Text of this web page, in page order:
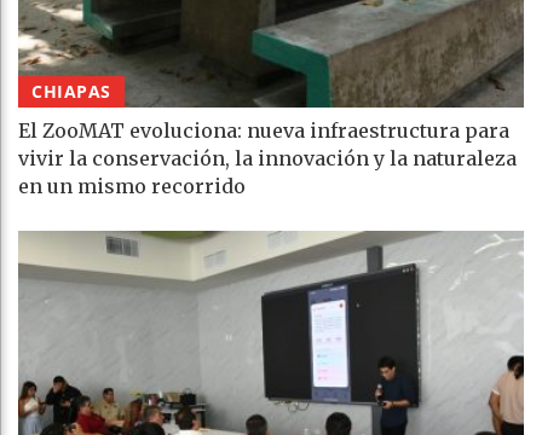
CHIAPAS
El ZooMAT evoluciona: nueva infraestructura para
vivir la conservación, la innovación y la naturaleza
en un mismo recorrido